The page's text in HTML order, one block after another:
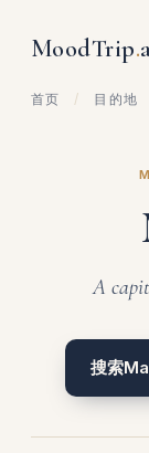
MoodTrip.
首页 / 目的地
A
搜索